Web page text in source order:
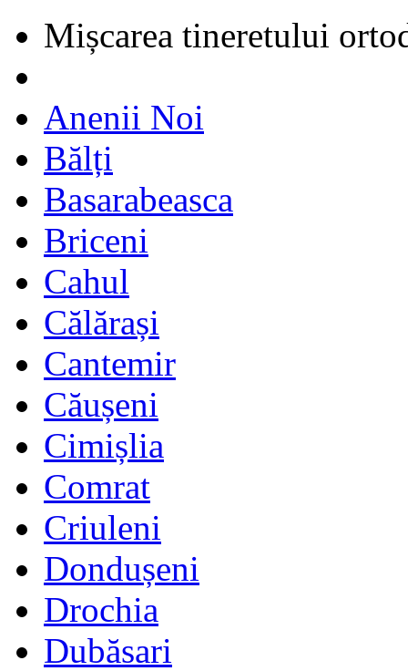
Mișcarea tineretului
Anenii Noi
Bălți
Basarabeasca
Briceni
Cahul
Călărași
Cantemir
Căușeni
Cimișlia
Comrat
Criuleni
Dondușeni
Drochia
Dubăsari